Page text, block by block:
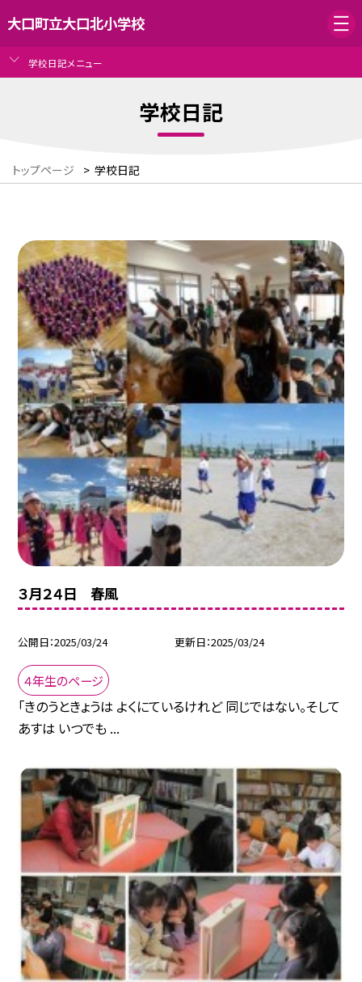
大口町立大口北小学校
学校日記メニュー
学校日記
トップページ > 学校日記
３月２４日 春風
公開日 2025/03/24 更新日 2025/03/24
４年生のページ
「きのうときょうは よくにているけれど 同じではない。そして
あすは いつでも ...